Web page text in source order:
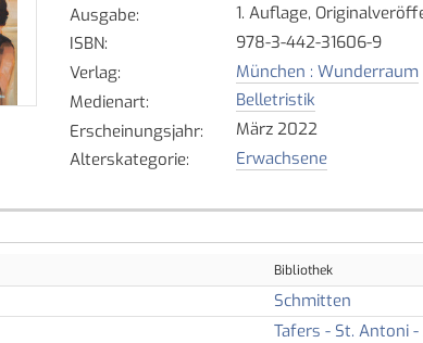
Ausgabe:
1. Auflage,
ISBN:
978-3-442-31606-9
Verlag:
München : Wunderraum
Medienart:
Belletristik
Erscheinungsjahr:
März 2022
Alterskategorie: Erwachsene
Bibliothek
Schmitten
Tafers - St. Antoni